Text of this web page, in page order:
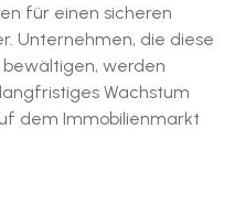
für einen sicheren
Unternehmen, die diese
werden
Wachstum
dem Immobilienmarkt